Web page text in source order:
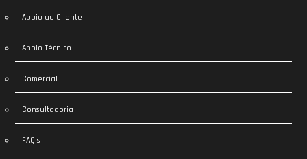
Apoio ao Cliente
Apoio Técnico
Comercial
Consultadoria
FAQ’s